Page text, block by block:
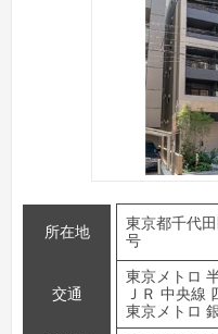
所在地
東京都千代
号
交通
東京メトロ
ＪＲ 中央線
東京メトロ